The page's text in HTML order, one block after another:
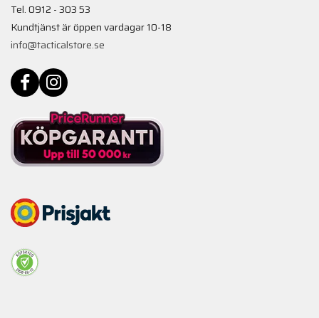
Tel. 0912 - 303 53
Kundtjänst är öppen vardagar 10-18
info@tacticalstore.se